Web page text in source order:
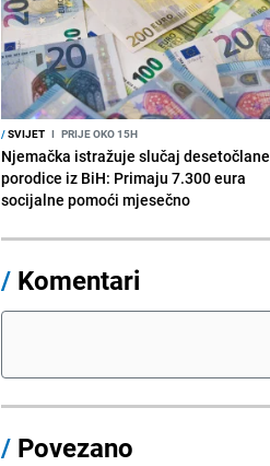
/SVIJET I PRIJE OKO 15H
Njemačka istražuje slučaj desetočlane
porodice iz BiH: Primaju 7.300 eura
socijalne pomoći mjesečno
/ Komentari
/ Povezano